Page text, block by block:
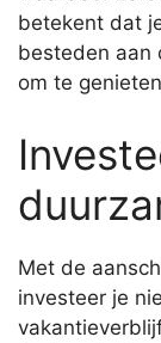
betekent dat
besteden aan
om te
Met de
investeer je